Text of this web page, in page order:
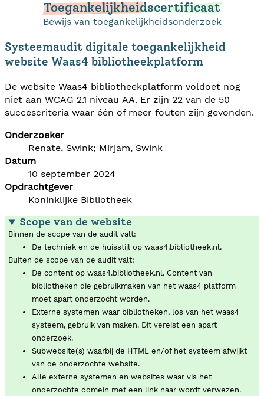
Toegankelijkheidscertificaat
Bewijs van toegankelijkheidsonderzoek
Systeemaudit digitale toegankelijkheid
website Waas4 bibliotheekplatform
De website Waas4 bibliotheekplatform voldoet nog
niet aan WCAG 2.1 niveau AA. Er zijn 22 van de 50
succescriteria waar één of meer fouten zijn gevonden.
Onderzoeker
Renate, Swink; Mirjam, Swink
Datum
10 september 2024
Opdrachtgever
Koninklijke Bibliotheek
Scope van de website
Binnen de scope van de audit valt:
De techniek en de huisstijl op waas4.bibliotheek.nl.
Buiten de scope van de audit valt:
De content op waas4.bibliotheek.nl. Content van
bibliotheken die gebruikmaken van het waas4 platform
moet apart onderzocht worden.
Externe systemen waar bibliotheken, los van het waas4
systeem, gebruik van maken. Dit vereist een apart
onderzoek.
Subwebsite(s) waarbij de HTML en/of het systeem afwijkt
van de onderzochte website.
Alle externe systemen en websites waar via het
onderzochte domein met een link naar wordt verwezen.